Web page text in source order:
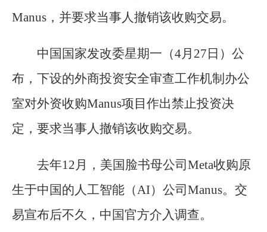
Manus，并要求当事人撤销该收购交易。
中国国家发改委星期一（4月27日）公
布，下设的外商投资安全审查工作机制办公
室对外资收购Manus项目作出禁止投资决
定，要求当事人撤销该收购交易。
去年12月，美国脸书母公司Meta收购原
生于中国的人工智能（AI）公司Manus。交
易宣布后不久，中国官方介入调查。